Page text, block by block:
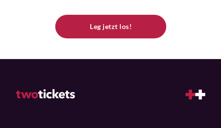
Leg jetzt los!